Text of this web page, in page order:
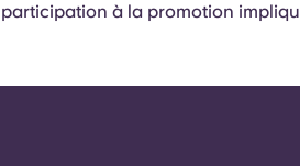
participation à la promotion